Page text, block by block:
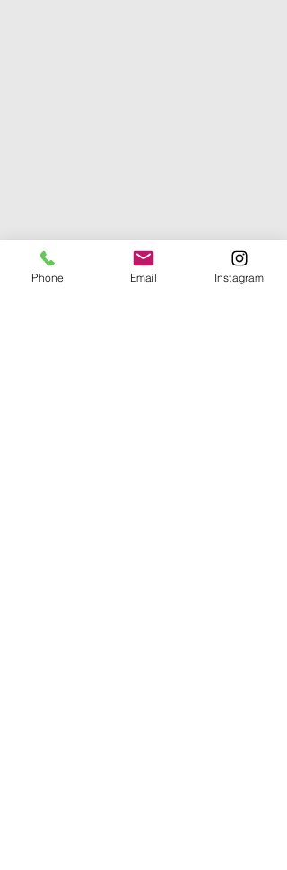
Phone Email Instagram